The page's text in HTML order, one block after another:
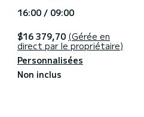
16:00 / 09:00
$16 379,70 (Gérée en
direct par le propriétaire)
Personnalisées
Non inclus